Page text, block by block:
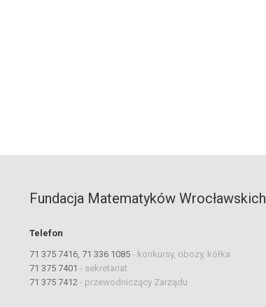
Fundacja Matematyków Wrocławskich
Telefon
71 375 7416, 71 336 1085 - konkursy, obozy, kółka
71 375 7401 - sekretariat
71 375 7412 - przewodniczący Zarządu